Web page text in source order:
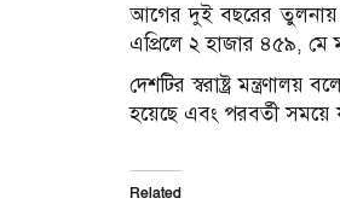
আগের দুই বছরের তুলনায়
এপ্রিলে ২ হাজার ৪৫৯,
দেশটির স্বরাষ্ট্র
হয়েছে এবং পরবর্তী সময়ে
Related